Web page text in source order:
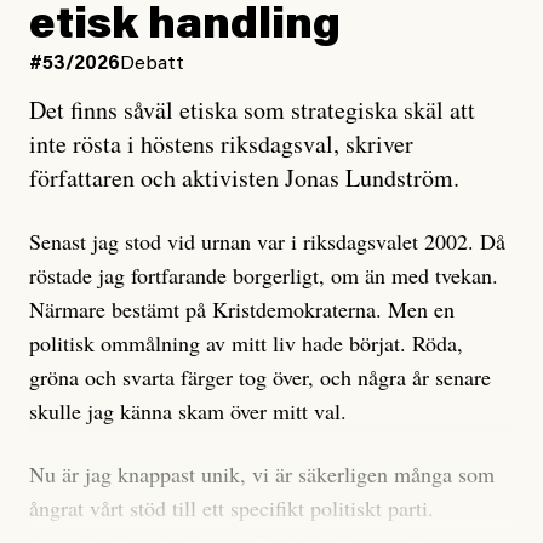
oro inom rörelsen.
Artikeln undersöker inte, som ETC påstår, ”vad som
är sant, vad som är rykten”, utan den bidrar bara till
ännu mer ryktesspridning. Det finns inte ett enda bevis
misstänkta personen är en infiltratör. Det som läsaren
får veta är att personen har ändrat sina politiska åsikter
under åren, att den har raderat tidigare innehåll på sina
sociala medier, att artikelns författare inte förstår sig
på personens ekonomi och att det tydligen finns
anonyma röster inom rörelsen som säger saker som
anses vara anledningar att titta närmare på personen,
men ingenting av detta är tillräckligt för att hänga ut
etisk handling
#53/2026 Debatt
Det finns såväl etiska som strategiska skäl att
inte rösta i höstens riksdagsval, skriver
författaren och aktivisten Jonas Lundström.
Senast jag stod vid urnan var i riksdagsvalet 2002. Då
röstade jag fortfarande borgerligt, om än med tvekan.
Närmare bestämt på Kristdemokraterna. Men en
politisk ommålning av mitt liv hade börjat. Röda,
gröna och svarta färger tog över, och några år senare
skulle jag känna skam över mitt val.
Nu är jag knappast unik, vi är säkerligen många som
ångrat vårt stöd till ett specifikt politiskt parti.